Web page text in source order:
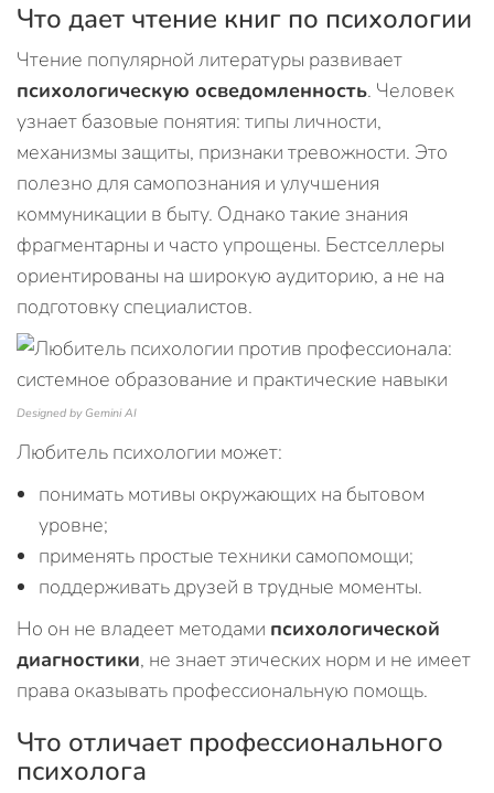
Что дает чтение книг по психологии
Чтение популярной литературы развивает
психологическую осведомленность. Человек
узнает базовые понятия: типы личности,
механизмы защиты, признаки тревожности. Это
полезно для самопознания и улучшения
коммуникации в быту. Однако такие знания
фрагментарны и часто упрощены. Бестселлеры
ориентированы на широкую аудиторию, а не на
подготовку специалистов.
Designed by Gemini AI
Любитель психологии может:
понимать мотивы окружающих на бытовом
уровне;
применять простые техники самопомощи;
поддерживать друзей в трудные моменты.
Но он не владеет методами психологической
диагностики, не знает этических норм и не имеет
права оказывать профессиональную помощь.
Что отличает профессионального
психолога